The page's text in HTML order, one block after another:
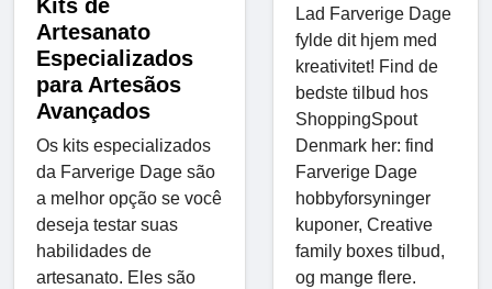
Kits de
Artesanato
Especializados
para Artesãos
Avançados
Os kits especializados
da Farverige Dage são
a melhor opção se você
deseja testar suas
habilidades de
artesanato. Eles são
Lad Farverige Dage
fylde dit hjem med
kreativitet! Find de
bedste tilbud hos
ShoppingSpout
Denmark her: find
Farverige Dage
hobbyforsyninger
kuponer, Creative
family boxes tilbud,
og mange flere.